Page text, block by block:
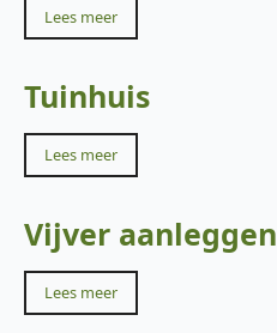
Lees meer
Tuinhuis
Lees meer
Vijver aanleggen
Lees meer